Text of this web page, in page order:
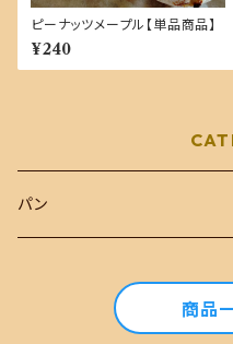
ピーナッツメープル【単品商品】
¥240
パン
商品